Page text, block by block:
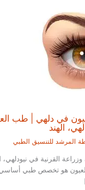
في دلهي | طب
الهند
المرشد للتنسيق الطبي
القرنية في نيودلهي،
هو تخصص طبي